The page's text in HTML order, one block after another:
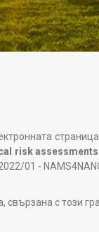
risk
01 -
свързана с този